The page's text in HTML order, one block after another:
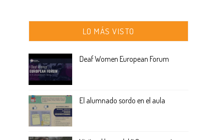
LO MÁS VISTO
Deaf Women European Forum
El alumnado sordo en el aula